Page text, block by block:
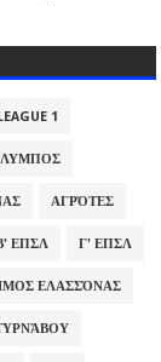
1
ΑΓΡΌΤΕΣ
ΕΠΣΛ Γ' ΕΠΣΛ
ΕΛΑΣΣΌΝΑΣ